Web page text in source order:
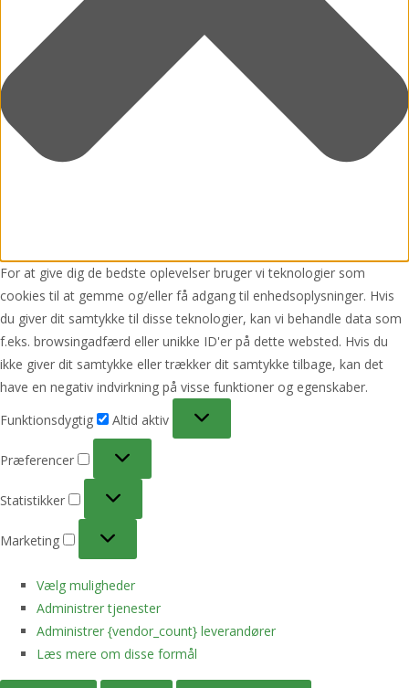
For at give dig de bedste oplevelser bruger vi teknologier som
cookies til at gemme og/eller få adgang til enhedsoplysninger. Hvis
du giver dit samtykke til disse teknologier, kan vi behandle data som
f.eks. browsingadfærd eller unikke ID'er på dette websted. Hvis du
ikke giver dit samtykke eller trækker dit samtykke tilbage, kan det
have en negativ indvirkning på visse funktioner og egenskaber.
Funktionsdygtig
Altid aktiv
Præferencer
Statistikker
Marketing
Vælg muligheder
Administrer tjenester
Administrer {vendor_count} leverandører
Læs mere om disse formål